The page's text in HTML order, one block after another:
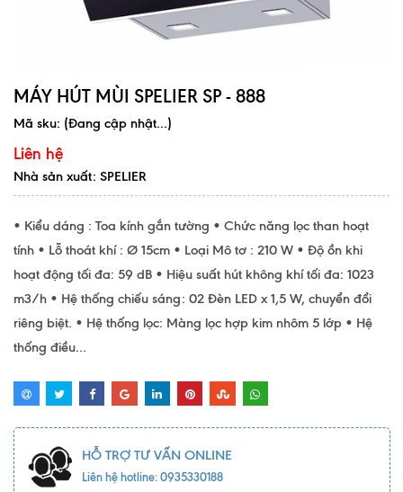
MÁY HÚT MÙI SPELIER SP - 888
Mã sku: (Đang cập nhật...)
Liên hệ
Nhà sản xuất: SPELIER
• Kiểu dáng : Toa kính gắn tường • Chức năng lọc than hoạt
tính • Lỗ thoát khí : Ø 15cm • Loại Mô tơ : 210 W • Độ ồn khi
hoạt động tối đa: 59 dB • Hiệu suất hút không khí tối đa: 1023
m3/h • Hệ thống chiếu sáng: 02 Đèn LED x 1,5 W, chuyển đổi
riêng biệt. • Hệ thống lọc: Màng lọc hợp kim nhôm 5 lớp • Hệ
thống điều...
HỖ TRỢ TƯ VẤN ONLINE
Liên hệ hotline: 0935330188